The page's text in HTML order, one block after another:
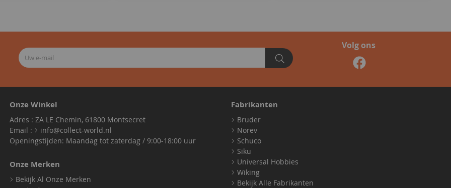
Volg ons
Onze Winkel
Adres : ZA LE Chemin, 61800 Montsecret
Email :
info@collect-world.nl
Openingstijden: Maandag tot zaterdag / 9:00-18:00 uur
Onze Merken
Bekijk Al Onze Merken
Fabrikanten
Bruder
Norev
Schuco
Siku
Universal Hobbies
Wiking
Bekijk Alle Fabrikanten